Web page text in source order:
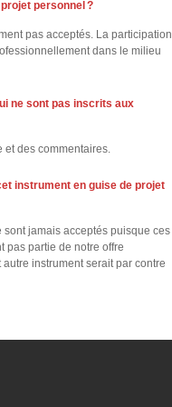
personnel ?
pas acceptés. La participation
dans le milieu
ne sont pas inscrits aux
et des commentaires.
instrument en guise de projet
jamais acceptés puisque ces
pas partie de notre offre
instrument serait par contre